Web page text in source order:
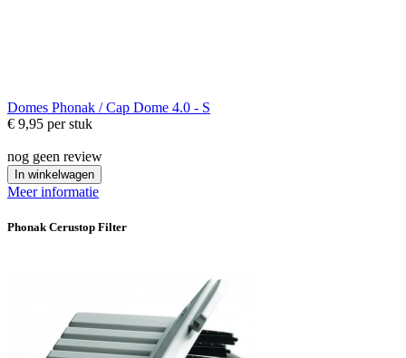
Domes Phonak / Cap Dome 4.0 - S
€ 9,95 per stuk
nog geen review
In winkelwagen
Meer informatie
Phonak Cerustop Filter